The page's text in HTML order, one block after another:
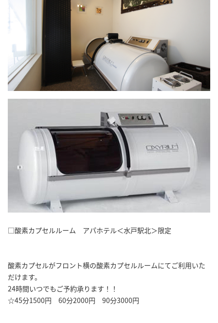
□酸素カプセルルーム アパホテル＜水戸駅北＞限定
酸素カプセルがフロント横の酸素カプセルルームにてご利用いた
だけます。
24時間いつでもご予約承ります！！
☆45分1500円 60分2000円 90分3000円